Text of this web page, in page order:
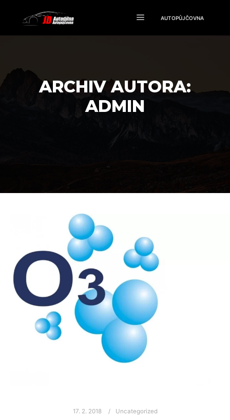
AUTOPŮJČOVNA
ARCHIV AUTORA:
ADMIN
17. 2. 2018 Uncategorized